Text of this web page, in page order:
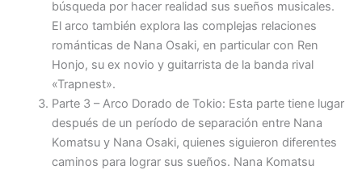
búsqueda por hacer realidad sus sueños musicales.
El arco también explora las complejas relaciones
románticas de Nana Osaki, en particular con Ren
Honjo, su ex novio y guitarrista de la banda rival
«Trapnest».
Parte 3 – Arco Dorado de Tokio: Esta parte tiene lugar
después de un período de separación entre Nana
Komatsu y Nana Osaki, quienes siguieron diferentes
caminos para lograr sus sueños. Nana Komatsu